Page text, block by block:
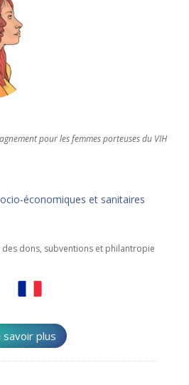
pour les femmes porteuses du VIH
économiques et sanitaires
dons, subventions et philantropie
savoir plus